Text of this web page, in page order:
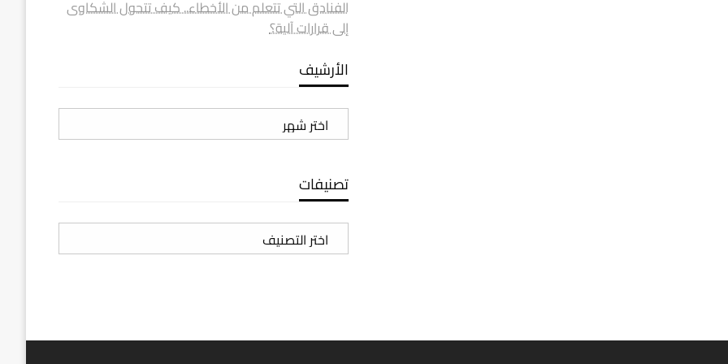
الفنادق التي تتعلم من الأخطاء.. كيف تتحول الشكاوى
إلى قرارات آلية؟
الأرشيف
الأرشيف
تصنيفات
تصنيفات